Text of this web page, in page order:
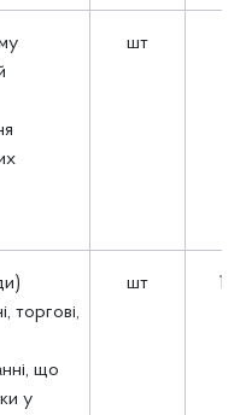
шт
торгові,
що
у
шт 12